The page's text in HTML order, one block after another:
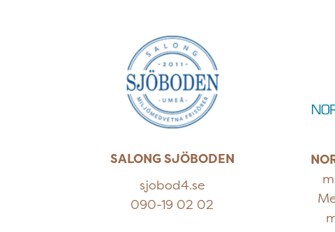
SALONG SJÖBODEN
sjobod4.se
090-19 02 02